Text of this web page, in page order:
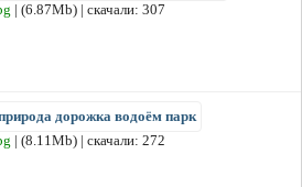
| (6.87Mb) | скачали: 307
дорожка водоём парк
| (8.11Mb) | скачали: 272